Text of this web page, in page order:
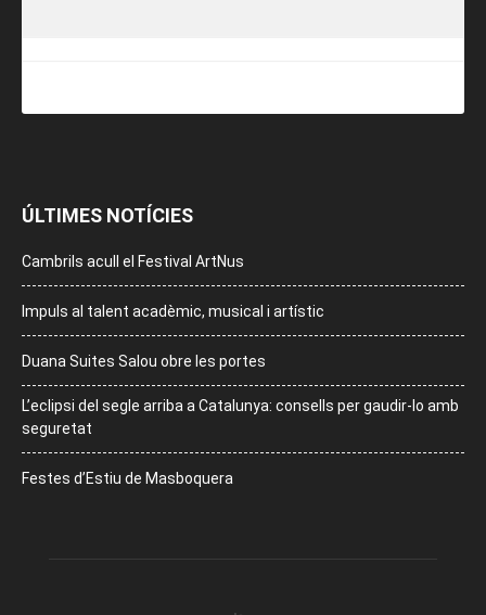
ÚLTIMES NOTÍCIES
Cambrils acull el Festival ArtNus
Impuls al talent acadèmic, musical i artístic
Duana Suites Salou obre les portes
L’eclipsi del segle arriba a Catalunya: consells per gaudir-lo amb
seguretat
Festes d’Estiu de Masboquera